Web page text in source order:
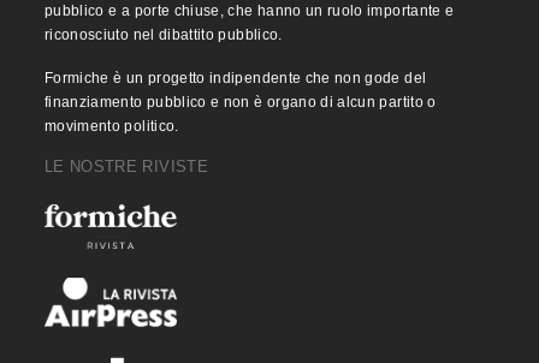
pubblico e a porte chiuse, che hanno un ruolo importante e
riconosciuto nel dibattito pubblico.
Formiche è un progetto indipendente che non gode del
finanziamento pubblico e non è organo di alcun partito o
movimento politico.
LE NOSTRE RIVISTE